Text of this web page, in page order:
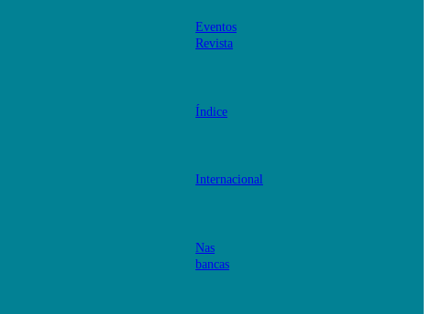
Eventos
Revista
Índice
Internacional
Nas
bancas